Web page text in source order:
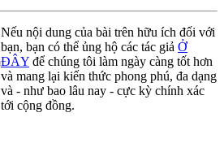
Nếu nội dung của bài trên hữu ích đối với
bạn, bạn có thể ủng hộ các tác giả Ở
ĐÂY để chúng tôi làm ngày càng tốt hơn
và mang lại kiến thức phong phú, đa dạng
và - như bao lâu nay - cực kỳ chính xác
tới cộng đồng.